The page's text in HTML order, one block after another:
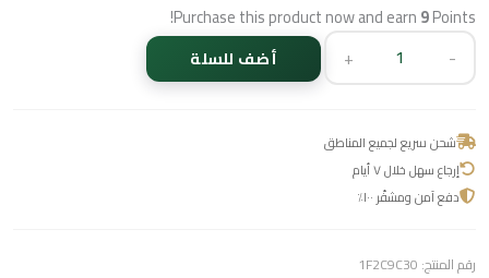
Purchase this product now and earn9Points!
-
+ أضف للسلة
شحن سريع لجميع المناطق
إرجاع سهل خلال ٧ أيام
دفع آمن ومشفّر ١٠٠٪
رقم المنتج: 1F2C9C30